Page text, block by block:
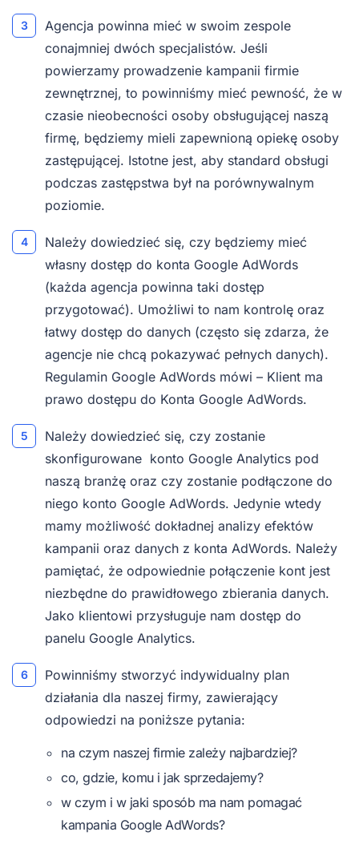
Agencja powinna mieć w swoim zespole
conajmniej dwóch specjalistów. Jeśli
powierzamy prowadzenie kampanii firmie
zewnętrznej, to powinniśmy mieć pewność, że w
czasie nieobecności osoby obsługującej naszą
firmę, będziemy mieli zapewnioną opiekę osoby
zastępującej. Istotne jest, aby standard obsługi
podczas zastępstwa był na porównywalnym
poziomie.
Należy dowiedzieć się, czy będziemy mieć
własny dostęp do konta Google AdWords
(każda agencja powinna taki dostęp
przygotować). Umożliwi to nam kontrolę oraz
łatwy dostęp do danych (często się zdarza, że
agencje nie chcą pokazywać pełnych danych).
Regulamin Google AdWords mówi – Klient ma
prawo dostępu do Konta Google AdWords.
Należy dowiedzieć się, czy zostanie
skonfigurowane konto Google Analytics pod
naszą branżę oraz czy zostanie podłączone do
niego konto Google AdWords. Jedynie wtedy
mamy możliwość dokładnej analizy efektów
kampanii oraz danych z konta AdWords. Należy
pamiętać, że odpowiednie połączenie kont jest
niezbędne do prawidłowego zbierania danych.
Jako klientowi przysługuje nam dostęp do
panelu Google Analytics.
Powinniśmy stworzyć indywidualny plan
działania dla naszej firmy, zawierający
odpowiedzi na poniższe pytania:
na czym naszej firmie zależy najbardziej?
co, gdzie, komu i jak sprzedajemy?
w czym i w jaki sposób ma nam pomagać
kampania Google AdWords?